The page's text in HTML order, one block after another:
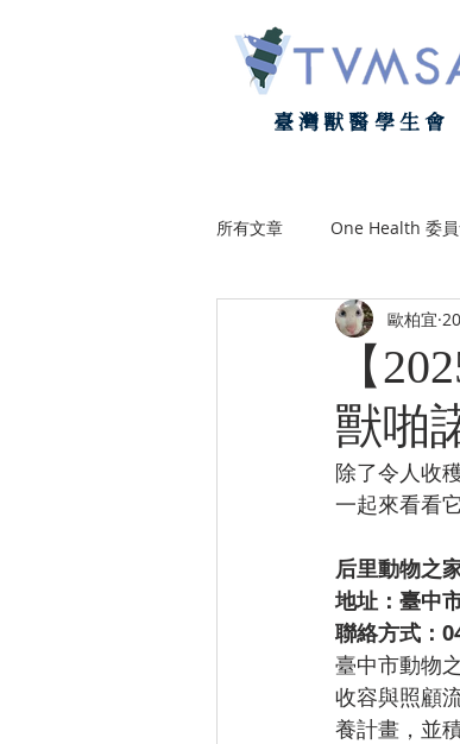
臺灣獸醫學生會
所有文章 One Health 委
政策權益部 會友聯
【
獸啪
歐柏宜
除了令人收
一起來看看
后里動物之
地址：臺中
聯絡方式：
臺中市動物
收容與照顧
養計畫，並